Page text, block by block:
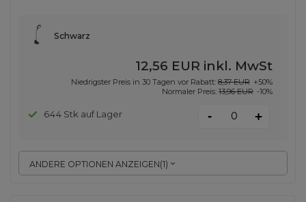
ANDERE OPTIONEN ANZEIGEN(1)
Schwarz
12,56 EUR inkl. MwSt
Niedrigster Preis in 30 Tagen vor Rabatt: 8,37 EUR +50%
Normaler Preis: 13,96 EUR -10%
644 Stk auf Lager - +